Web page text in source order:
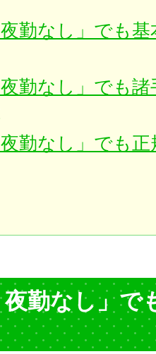
夜勤なし」でも
夜勤なし」でも
夜勤なし」でも
夜勤なし」で